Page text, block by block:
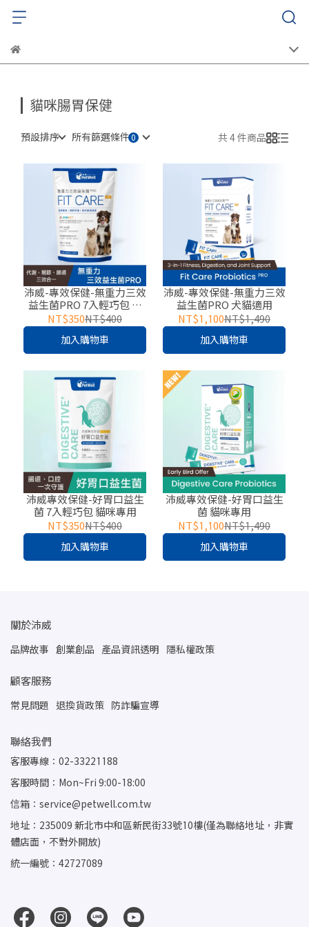
貓咪腸胃保健
預設排序 所有篩選條件 共 4 件商品
沛威-專效保健-無重力三效
益生菌PRO 7入輕巧包 犬
貓適用
NT$350NT$400
加入購物車
沛威-專效保健-無重力三效
益生菌PRO 犬貓適用
NT$1,100NT$1,490
加入購物車
沛威專效保健-好胃口益生
菌 7入輕巧包 貓咪專用
NT$350NT$400
加入購物車
沛威專效保健-好胃口益生
菌 貓咪專用
NT$1,100NT$1,490
加入購物車
關於沛威
品牌故事 創業創品 產品資訊透明 隱私權政策
顧客服務
常見問題 退換貨政策 防詐騙宣導
聯絡我們
客服專線：02-33221188
客服時間：Mon~Fri 9:00-18:00
信箱：service@petwell.com.tw
地址：235009 新北市中和區新民街33號10樓(僅為聯絡地址，非實
體店面，不對外開放)
統一編號：42727089